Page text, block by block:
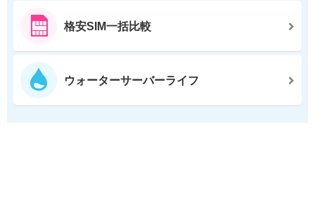
格安SIM一括比較
ウォーターサーバーライフ